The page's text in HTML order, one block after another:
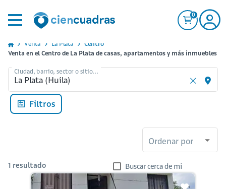
0
Venta La Plata
Centro
Venta en el Centro de La Plata de casas, apartamentos y más inmuebles
Ciudad, barrio, sector o sitio...
Filtros
Ordenar por
1 resultado Buscar cerca de mi